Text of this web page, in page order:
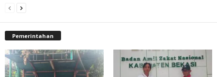
Pemerintahan